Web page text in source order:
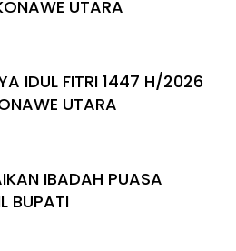
UTARA
IDUL FITRI 1447 H/2026
UTARA
IBADAH PUASA
BUPATI